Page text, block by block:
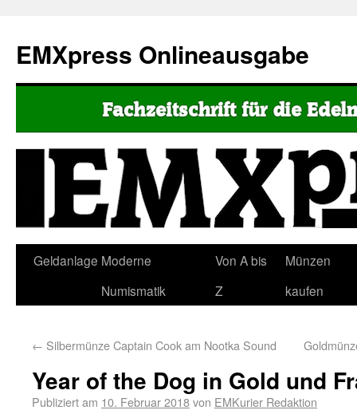
EMXpress Onlineausgabe
Geldanlage Moderne
Numismatik
Von A bis
Z
Münzen
kaufen
← Silbermünze Captain Cook am Nootka Sound
Year of the Dog in Gold und
Publiziert am 10. Februar 2018von EMKurier Redaktion